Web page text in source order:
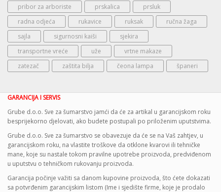
pribor za arboriste
prskalica
prsluk
radna odjeća
rukavice ruksak
ručna žaga
sajla
sigurnosni kaiši
sjekira
transportne vreće
uže
vrtne makaze
zatezač
zaštita bilja čeona lampa španeri
GARANCIJA I SERVIS
Grube d.o.o. Sve za šumarstvo jamći da će za artikal u garancijskom roku
besprijekorno djelovati, ako budete postupali po priloženim uputstvima.
Grube d.o.o. Sve za šumarstvo se obavezuje da će se na Vaš zahtjev, u
garancijskom roku, na vlastite troškove da otklone kvarovi ili tehničke
mane, koje su nastale tokom pravilne upotrebe proizvoda, predviđenom
u uputstvu o tehničkom rukovanju proizvoda.
Garancija počinje važiti sa danom kupovine proizvoda, što ćete dokazati
sa potvrđenim garancijskim listom (Ime i sjedište firme, koje je prodalo